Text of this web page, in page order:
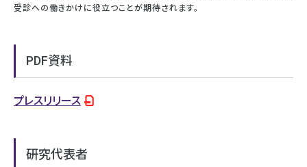
受診への働きかけに役立つことが期待されます。
PDF資料
プレスリリース
研究代表者